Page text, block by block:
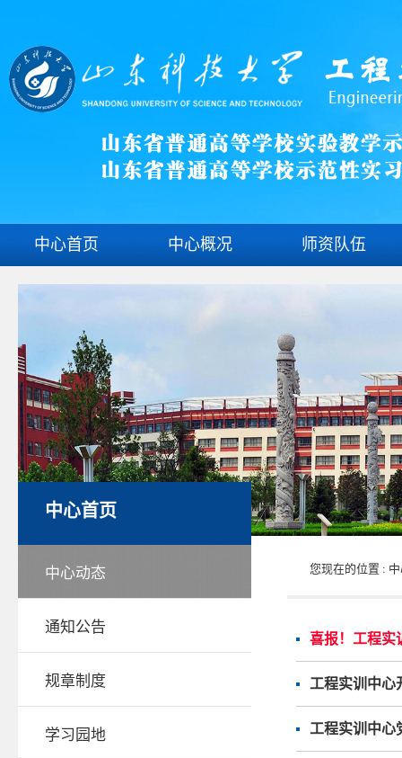
中心首页 中心概况 师资队伍
中心首页
中心动态
通知公告
规章制度
学习园地
您现在的位置 :
喜报！工程实
工程实训中心
工程实训中心